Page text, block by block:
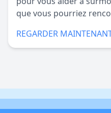
de lecture pour le
de lecture.
que vous pourriez
REGARDER